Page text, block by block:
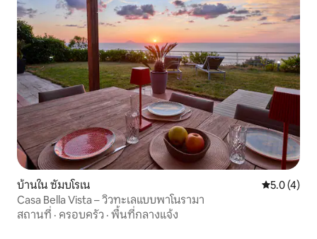
บ้านใน ซัมบโรเน คะแนนเฉลี่
5.0 (4)
Casa Bella Vista – วิวทะเลแบบพาโนรามา
สถานที่ · ครอบครัว · พื้นที่กลางแจ้ง